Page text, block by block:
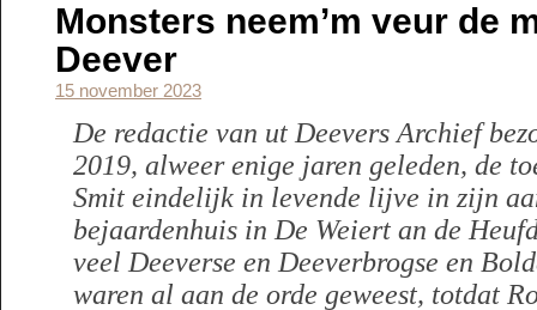
Monsters neem’m veur de
Deever
15 november 2023
De redactie van ut Deevers Archief
2019, alweer enige jaren geleden, de
Smit eindelijk in levende lijve in zijn
bejaardenhuis in De Weiert an de
veel Deeverse en Deeverbrogse en
waren al aan de orde geweest, totdat